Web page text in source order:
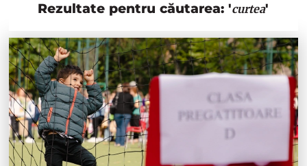
Rezultate pentru căutarea: 'curtea'